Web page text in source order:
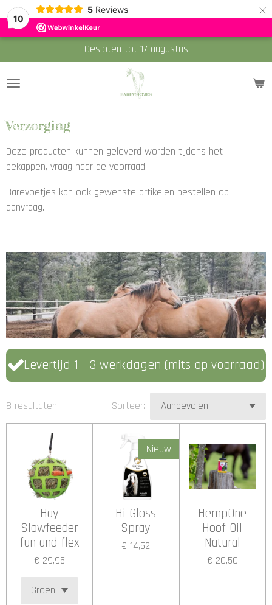
10
5 Reviews ×
Gesloten tot 17 augustus
Verzorging
Deze producten kunnen geleverd worden tijdens het
bekappen, vraag naar de voorraad.
Barevoetjes kan ook gewenste artikelen bestellen op
aanvraag.
Levertijd 1 - 3 werkdagen (mits op voorraad)
8 resultaten Sorteer:
Hay
Slowfeeder
fun and flex
€ 29,95
Nieuw
Hi Gloss
Spray
€ 14,52
HempOne
Hoof Oil
Natural
€ 20,50